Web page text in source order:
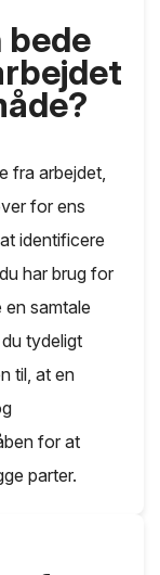
bede
fra arbejdet,
for ens
identificere
har brug for
samtale
tydeligt
til, at en
for at
parter.